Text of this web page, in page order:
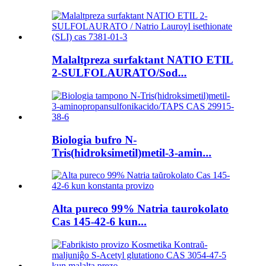
Malaltpreza surfaktant NATIO ETIL
2-SULFOLAURATO/Sod...
Biologia bufro N-
Tris(hidroksimetil)metil-3-amin...
Alta pureco 99% Natria taurokolato
Cas 145-42-6 kun...